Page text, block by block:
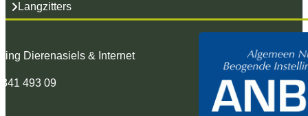
Langzitters
Dierenasiels & Internet
493 09